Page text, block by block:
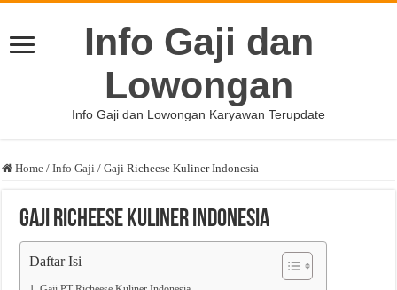
Info Gaji dan
Lowongan
Info Gaji dan Lowongan Karyawan Terupdate
Home / Info Gaji / Gaji Richeese Kuliner Indonesia
Gaji Richeese Kuliner Indonesia
Daftar Isi